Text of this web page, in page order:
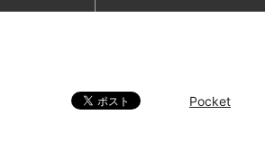
Pocket